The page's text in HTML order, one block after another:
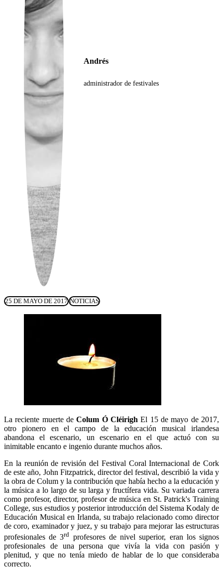
Ukrainian
Andrés
administrador de festivales
25 DE MAYO DE 2017 NOTICIAS
La reciente muerte deColum Ó CléirighEl 15 de mayo de 2017,
otro pionero en el campo de la educación musical irlandesa
abandona el escenario, un escenario en el que actuó con su
inimitable encanto e ingenio durante muchos años.
En la reunión de revisión del Festival Coral Internacional de Cork
de este año, John Fitzpatrick, director del festival, describió la vida y
la obra de Colum y la contribución que había hecho a la educación y
la música a lo largo de su larga y fructífera vida. Su variada carrera
como profesor, director, profesor de música en St. Patrick's Training
College, sus estudios y posterior introducción del Sistema Kodaly de
Educación Musical en Irlanda, su trabajo relacionado como director
de coro, examinador y juez, y su trabajo para mejorar las estructuras
profesionales de 3rd profesores de nivel superior, eran los signos
profesionales de una persona que vivía la vida con pasión y
plenitud, y que no tenía miedo de hablar de lo que consideraba
correcto.